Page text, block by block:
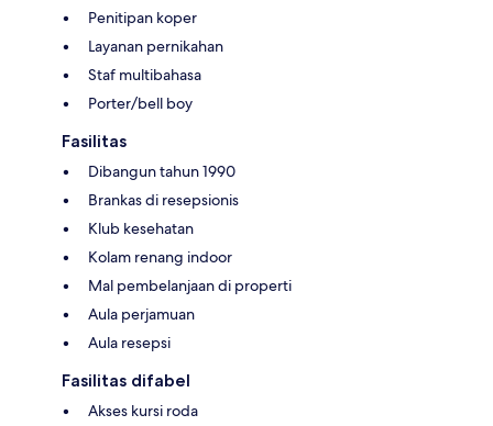
Penitipan koper
Layanan pernikahan
Staf multibahasa
Porter/bell boy
Fasilitas
Dibangun tahun 1990
Brankas di resepsionis
Klub kesehatan
Kolam renang indoor
Mal pembelanjaan di properti
Aula perjamuan
Aula resepsi
Fasilitas difabel
Akses kursi roda